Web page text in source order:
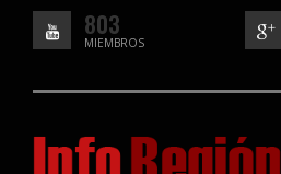
803
MIEMBROS